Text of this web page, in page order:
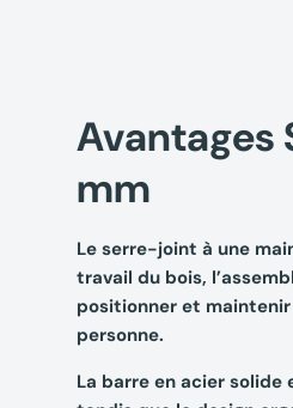
Avantages
mm
Le serre-joint à une
travail du bois,
positionner et
personne.
La barre en acier